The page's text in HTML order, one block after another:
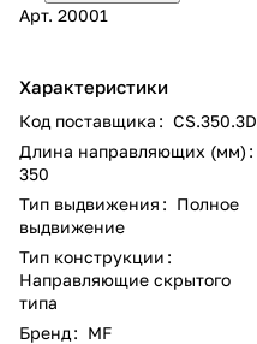
Арт. 20001
Характеристики
Код поставщика : CS.350.3D
Длина направляющих (мм) :
350
Тип выдвижения : Полное
выдвижение
Тип конструкции :
Направляющие скрытого
типа
Бренд: MF